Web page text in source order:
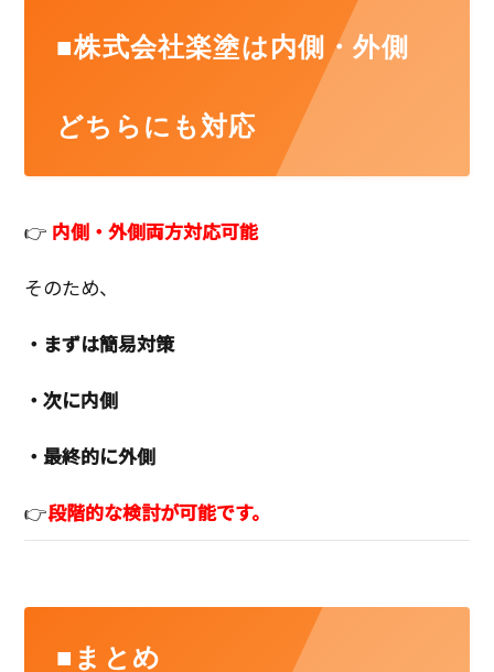
■株式会社楽塗は内側・外側
どちらにも対応
👉 内側・外側両方対応可能
そのため、
・まずは簡易対策
・次に内側
・最終的に外側
👉段階的な検討が可能です。
■まとめ